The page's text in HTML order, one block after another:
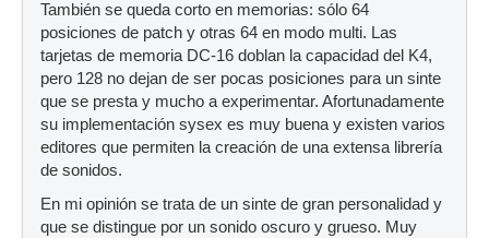
También se queda corto en memorias: sólo 64
posiciones de patch y otras 64 en modo multi. Las
tarjetas de memoria DC-16 doblan la capacidad del K4,
pero 128 no dejan de ser pocas posiciones para un sinte
que se presta y mucho a experimentar. Afortunadamente
su implementación sysex es muy buena y existen varios
editores que permiten la creación de una extensa librería
de sonidos.
En mi opinión se trata de un sinte de gran personalidad y
que se distingue por un sonido oscuro y grueso. Muy